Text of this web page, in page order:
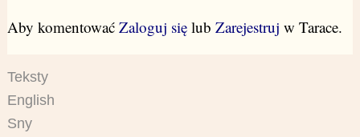
Aby komentować Zaloguj sięlub Zarejestruj w Tarace.
Teksty
English
Sny